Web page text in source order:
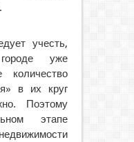
учесть,
уже
количество
в их круг
Поэтому
этапе